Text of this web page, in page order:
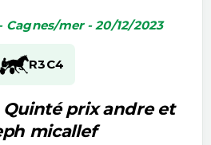
Cagnes/mer - 20/12/2023
R3C4
prix andre et
micallef